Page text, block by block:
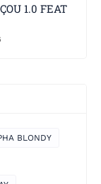
1.0 FEAT
BLONDY